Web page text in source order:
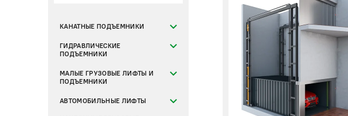
КАНАТНЫЕ ПОДЪЕМНИКИ
ГИДРАВЛИЧЕСКИЕ
ПОДЪЕМНИКИ
МАЛЫЕ ГРУЗОВЫЕ ЛИФТЫ И
ПОДЪЕМНИКИ
АВТОМОБИЛЬНЫЕ ЛИФТЫ